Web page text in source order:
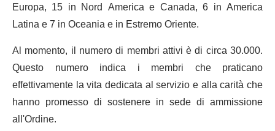
Europa, 15 in Nord America e Canada, 6 in America
Latina e 7 in Oceania e in Estremo Oriente.
Al momento, il numero di membri attivi è di circa 30.000.
Questo numero indica i membri che praticano
effettivamente la vita dedicata al servizio e alla carità che
hanno promesso di sostenere in sede di ammissione
all'Ordine.